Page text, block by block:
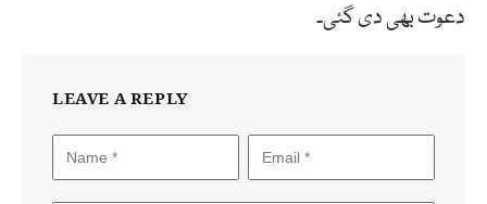
دعوت بھی دی گئی۔
LEAVE A REPLY